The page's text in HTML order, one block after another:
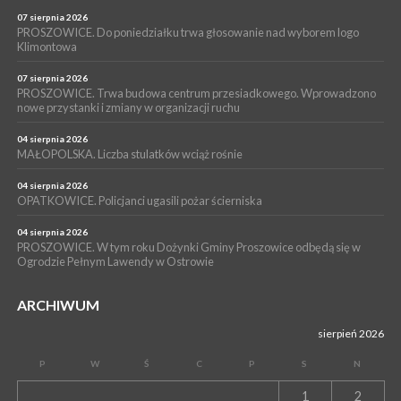
Pałecznicy będą obsługiwani w Proszowicach
WYDARZENIA
PROSZOWICE. W parku Warsztaty Edukacyjno-Przyrodnicze
NOC CIEM
15 lipca 2026
PROSZOWICE. Już za tydzień kolejne zajęcia z cyklu „Wakacyjne
07 sierpnia 2026
PROSZOWICE. Do poniedziałku trwa głosowanie nad wyborem logo
Klimontowa
07 sierpnia 2026
PROSZOWICE. Trwa budowa centrum przesiadkowego. Wprowadzono
nowe przystanki i zmiany w organizacji ruchu
04 sierpnia 2026
MAŁOPOLSKA. Liczba stulatków wciąż rośnie
04 sierpnia 2026
OPATKOWICE. Policjanci ugasili pożar ścierniska
04 sierpnia 2026
PROSZOWICE. W tym roku Dożynki Gminy Proszowice odbędą się w
Ogrodzie Pełnym Lawendy w Ostrowie
ARCHIWUM
sierpień 2026
P W Ś C P S N
1 2